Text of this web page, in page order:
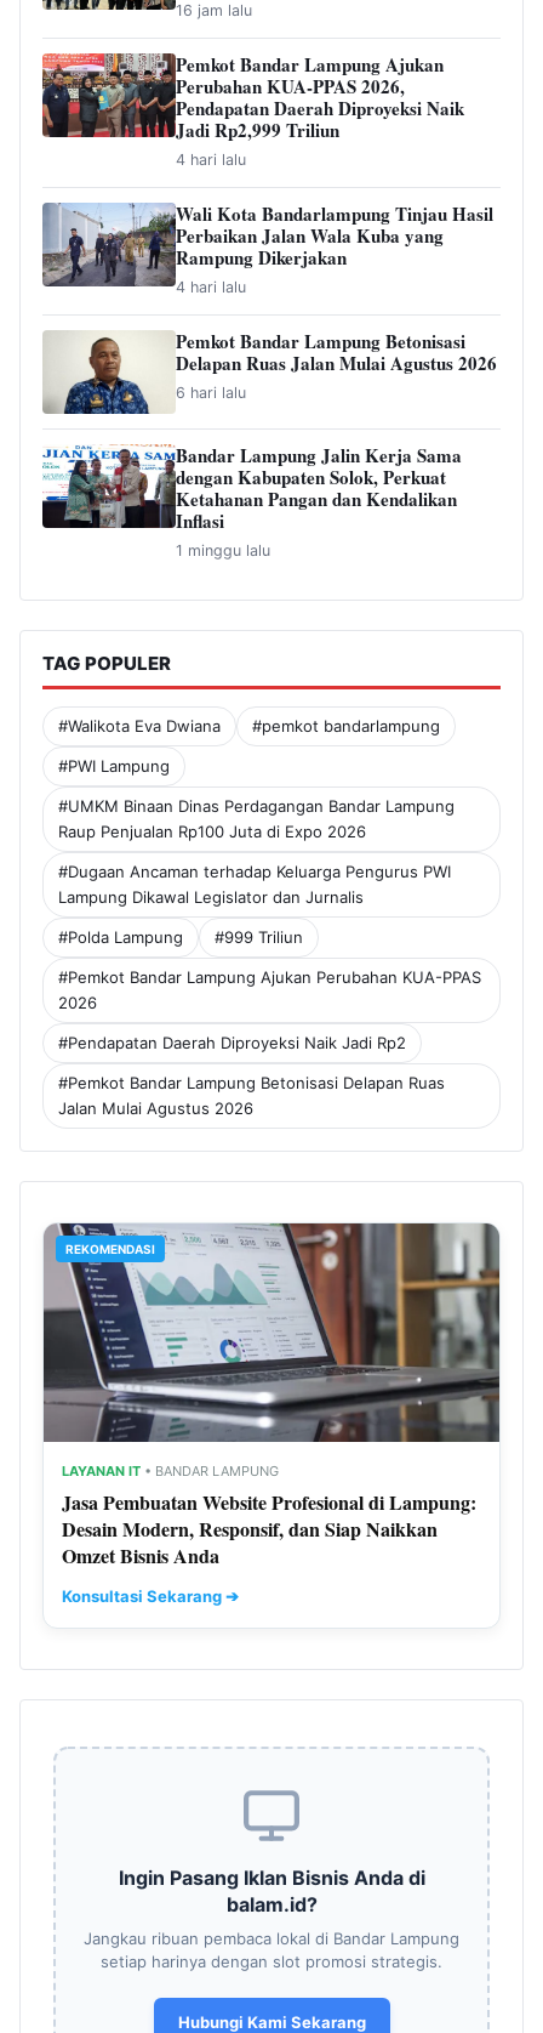
16 jam lalu
Pemkot Bandar Lampung Ajukan
Perubahan KUA-PPAS 2026,
Pendapatan Daerah Diproyeksi Naik
Jadi Rp2,999 Triliun
4 hari lalu
Wali Kota Bandarlampung Tinjau Hasil
Perbaikan Jalan Wala Kuba yang
Rampung Dikerjakan
4 hari lalu
Pemkot Bandar Lampung Betonisasi
Delapan Ruas Jalan Mulai Agustus 2026
6 hari lalu
Bandar Lampung Jalin Kerja Sama
dengan Kabupaten Solok, Perkuat
Ketahanan Pangan dan Kendalikan
Inflasi
1 minggu lalu
TAG POPULER
#Walikota Eva Dwiana #pemkot bandarlampung
#PWI Lampung
#UMKM Binaan Dinas Perdagangan Bandar Lampung
Raup Penjualan Rp100 Juta di Expo 2026
#Dugaan Ancaman terhadap Keluarga Pengurus PWI
Lampung Dikawal Legislator dan Jurnalis
#Polda Lampung #999 Triliun
#Pemkot Bandar Lampung Ajukan Perubahan KUA-PPAS
2026
#Pendapatan Daerah Diproyeksi Naik Jadi Rp2
#Pemkot Bandar Lampung Betonisasi Delapan Ruas
Jalan Mulai Agustus 2026
REKOMENDASI
LAYANAN IT • BANDAR LAMPUNG
Jasa Pembuatan Website Profesional di Lampung:
Desain Modern, Responsif, dan Siap Naikkan
Omzet Bisnis Anda
Konsultasi Sekarang ➔
Ingin Pasang Iklan Bisnis Anda di
balam.id?
Jangkau ribuan pembaca lokal di Bandar Lampung
setiap harinya dengan slot promosi strategis.
Hubungi Kami Sekarang